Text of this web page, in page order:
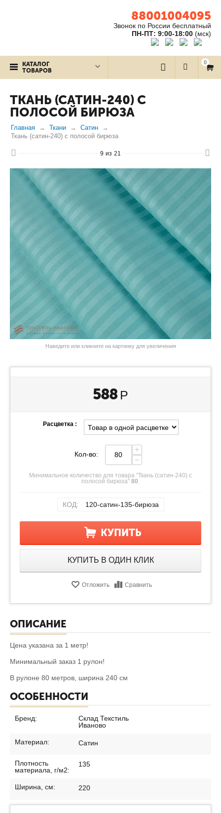
88001004095
Звонок по России бесплатный
ПН-ПТ: 9:00-18:00 (мск)
КАТАЛОГ
ТОВАРОВ
0
ТКАНЬ (САТИН-240) С
ПОЛОСОЙ БИРЮЗА
Главная Ткани
Сатин
Ткань (сатин-240) с полосой бирюза
9 из 21
Наведите или кликните на картинку для увеличения
588 Р
Расцветка :
Кол-во:
+
−
Минимальное количество для товара "Ткань (сатин-240) с
полосой бирюза" 80
КОД: 120-сатин-135-бирюза
КУПИТЬ
КУПИТЬ В ОДИН КЛИК
Отложить Сравнить
ОПИСАНИЕ
Цена указана за 1 метр!
Минимальный заказ 1 рулон!
В рулоне 80 метров, ширина 240 см
ОСОБЕННОСТИ
Бренд:
Склад Текстиль
Иваново
Материал: Сатин
Плотность
материала, г/м2:
135
Ширина, см: 220